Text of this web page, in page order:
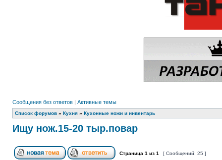
Сообщения без ответов | Активные темы
Список форумов » Кухня » Кухонные ножи и инвентарь
Ищу нож.15-20 тыр.повар
Страница 1 из 1 [ Сообщений: 25 ]